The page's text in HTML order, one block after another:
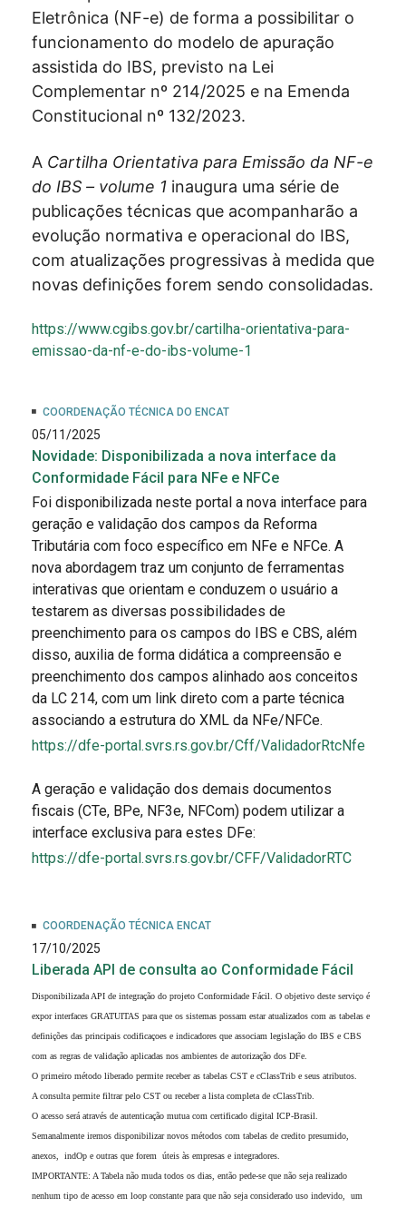
Eletrônica (NF-e) de forma a possibilitar o
funcionamento do modelo de apuração
assistida do IBS, previsto na Lei
Complementar nº 214/2025 e na Emenda
Constitucional nº 132/2023.
A Cartilha Orientativa para Emissão da NF-e
do IBS – volume 1inaugura uma série de
publicações técnicas que acompanharão a
evolução normativa e operacional do IBS,
com atualizações progressivas à medida que
novas definições forem sendo consolidadas.
https://www.cgibs.gov.br/cartilha-orientativa-para-
emissao-da-nf-e-do-ibs-volume-1
COORDENAÇÃO TÉCNICA DO ENCAT
05/11/2025
Novidade: Disponibilizada a nova interface da
Conformidade Fácil para NFe e NFCe
Foi disponibilizada neste portal a nova interface para
geração e validação dos campos da Reforma
Tributária com foco específico em NFe e NFCe. A
nova abordagem traz um conjunto de ferramentas
interativas que orientam e conduzem o usuário a
testarem as diversas possibilidades de
preenchimento para os campos do IBS e CBS, além
disso, auxilia de forma didática a compreensão e
preenchimento dos campos alinhado aos conceitos
da LC 214, com um link direto com a parte técnica
associando a estrutura do XML da NFe/NFCe.
https://dfe-portal.svrs.rs.gov.br/Cff/ValidadorRtcNfe
A geração e validação dos demais documentos
fiscais (CTe, BPe, NF3e, NFCom) podem utilizar a
interface exclusiva para estes DFe:
https://dfe-portal.svrs.rs.gov.br/CFF/ValidadorRTC
COORDENAÇÃO TÉCNICA ENCAT
17/10/2025
Liberada API de consulta ao Conformidade Fácil
Disponibilizada API de integração do projeto Conformidade Fácil. O objetivo deste serviço é
expor interfaces GRATUITAS para que os sistemas possam estar atualizados com as tabelas e
definições das principais codificaçoes e indicadores que associam legislação do IBS e CBS
com as regras de validação aplicadas nos ambientes de autorização dos DFe.
O primeiro método liberado permite receber as tabelas CST e cClassTrib e seus atributos.
A consulta permite filtrar pelo CST ou receber a lista completa de cClassTrib.
O acesso será através de autenticação mutua com certificado digital ICP-Brasil.
Semanalmente iremos disponibilizar novos métodos com tabelas de credito presumido,
anexos, indOp e outras que forem úteis às empresas e integradores.
IMPORTANTE: A Tabela não muda todos os dias, então pede-se que não seja realizado
nenhum tipo de acesso em loop constante para que não seja considerado uso indevido, um